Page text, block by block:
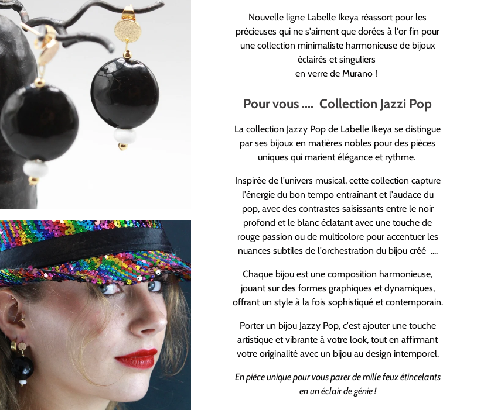
Nouvelle ligne Labelle Ikeya réassort pour les
précieuses qui ne s'aiment que dorées à l'or fin pour
une collection minimaliste harmonieuse de bijoux
éclairés et singuliers
en verre de Murano !
Pour vous .... Collection Jazzi Pop
La collection Jazzy Pop de Labelle Ikeya se distingue
par ses bijoux en matières nobles pour des pièces
uniques qui marient élégance et rythme.
Inspirée de l'univers musical, cette collection capture
l'énergie du bon tempo entraînant et l'audace du
pop, avec des contrastes saisissants entre le noir
profond et le blanc éclatant avec une touche de
rouge passion ou de multicolore pour accentuer les
nuances subtiles de l'orchestration du bijou créé ....
Chaque bijou est une composition harmonieuse,
jouant sur des formes graphiques et dynamiques,
offrant un style à la fois sophistiqué et contemporain.
Porter un bijou Jazzy Pop, c'est ajouter une touche
artistique et vibrante à votre look, tout en affirmant
votre originalité avec un bijou au design intemporel.
En pièce unique pour vous parer de mille feux étincelants
en un éclair de génie !